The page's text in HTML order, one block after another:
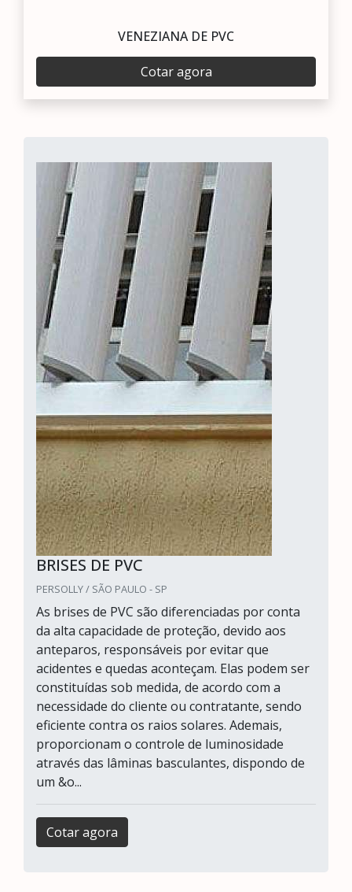
VENEZIANA DE PVC
Cotar agora
BRISES DE PVC
PERSOLLY / SÃO PAULO - SP
As brises de PVC são diferenciadas por conta
da alta capacidade de proteção, devido aos
anteparos, responsáveis por evitar que
acidentes e quedas aconteçam. Elas podem ser
constituídas sob medida, de acordo com a
necessidade do cliente ou contratante, sendo
eficiente contra os raios solares. Ademais,
proporcionam o controle de luminosidade
através das lâminas basculantes, dispondo de
um &o...
Cotar agora